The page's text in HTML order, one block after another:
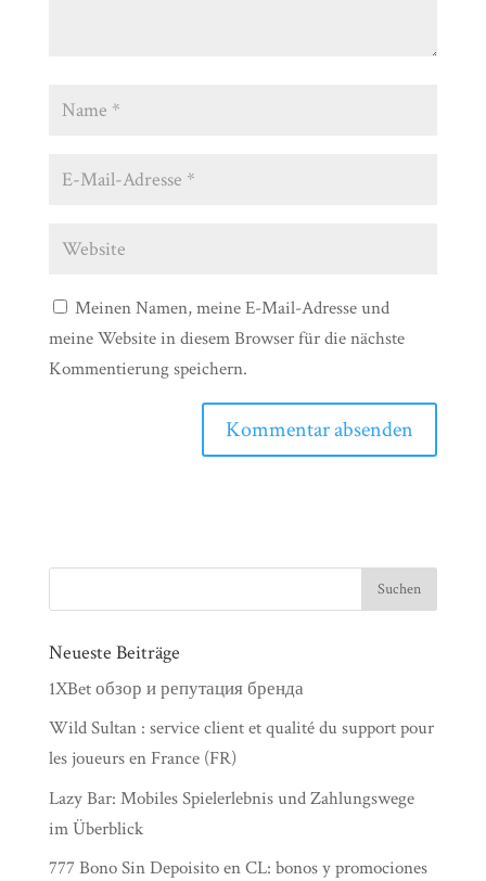
Meinen Namen, meine E-Mail-Adresse und
meine Website in diesem Browser für die nächste
Kommentierung speichern.
Neueste Beiträge
1XBet обзор и репутация бренда
Wild Sultan : service client et qualité du support pour
les joueurs en France (FR)
Lazy Bar: Mobiles Spielerlebnis und Zahlungswege
im Überblick
777 Bono Sin Depoisito en CL: bonos y promociones